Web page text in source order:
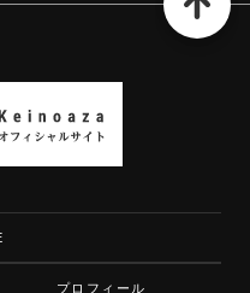
プロフィール